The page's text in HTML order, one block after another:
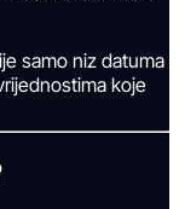
samo niz datuma
koje